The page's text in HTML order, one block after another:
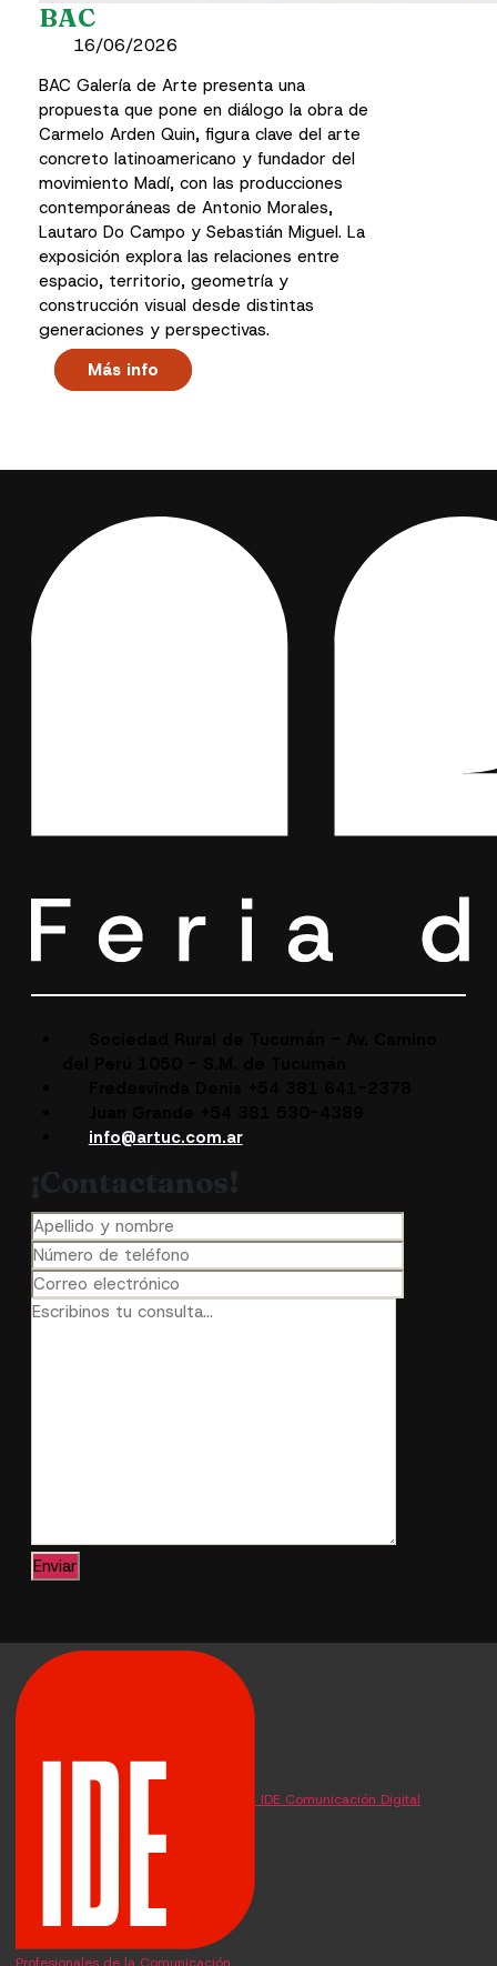
BAC
16/06/2026
BAC Galería de Arte presenta una
propuesta que pone en diálogo la obra de
Carmelo Arden Quin, figura clave del arte
concreto latinoamericano y fundador del
movimiento Madí, con las producciones
contemporáneas de Antonio Morales,
Lautaro Do Campo y Sebastián Miguel. La
exposición explora las relaciones entre
espacio, territorio, geometría y
construcción visual desde distintas
generaciones y perspectivas.
Más info
info@artuc.com.ar
¡Contactanos!
IDE Comunicación Digital